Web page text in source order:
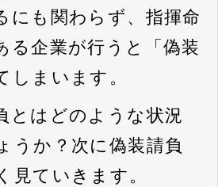
にも関わらず、指揮命
る企業が行うと「偽装
しまいます。
とはどのような状況
うか？次に偽装請負
見ていきます。